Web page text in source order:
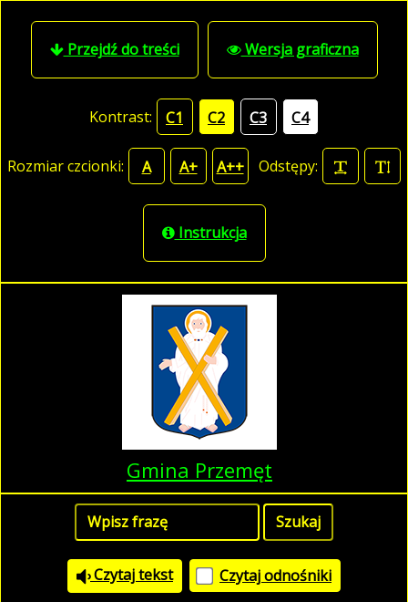
Przejdź do treści Wersja graficzna
Kontrast: C1 C2 C3 C4
Rozmiar czcionki: A A+ A++ Odstępy:
Instrukcja
Gmina Przemęt
Czytaj tekst Czytaj odnośniki